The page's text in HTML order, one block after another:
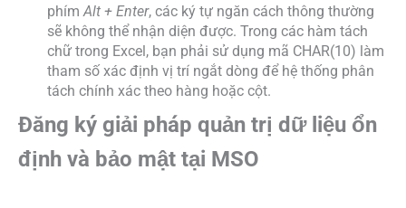
phímAlt + Enter, các ký tự ngăn cách thông thường
sẽ không thể nhận diện được. Trong các hàm tách
chữ trong Excel, bạn phải sử dụng mã CHAR(10) làm
tham số xác định vị trí ngắt dòng để hệ thống phân
tách chính xác theo hàng hoặc cột.
Đăng ký giải pháp quản trị dữ liệu ổn
định và bảo mật tại MSO